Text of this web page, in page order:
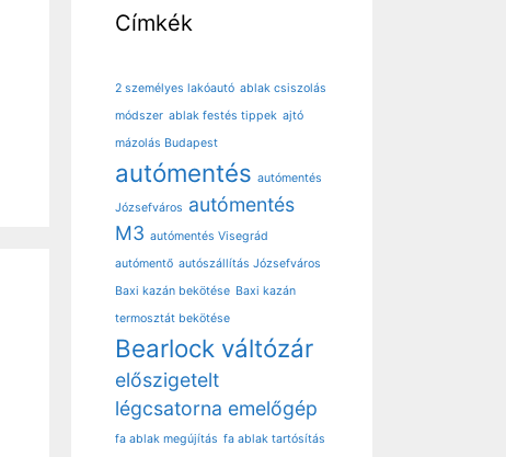
Címkék
2 személyes lakóautó ablak csiszolás
módszer ablak festés tippek ajtó
mázolás Budapest
autómentés autómentés
Józsefváros autómentés
M3 autómentés Visegrád
autómentő autószállítás Józsefváros
Baxi kazán bekötése Baxi kazán
termosztát bekötése
Bearlock váltózár
előszigetelt
légcsatorna emelőgép
fa ablak megújítás fa ablak tartósítás